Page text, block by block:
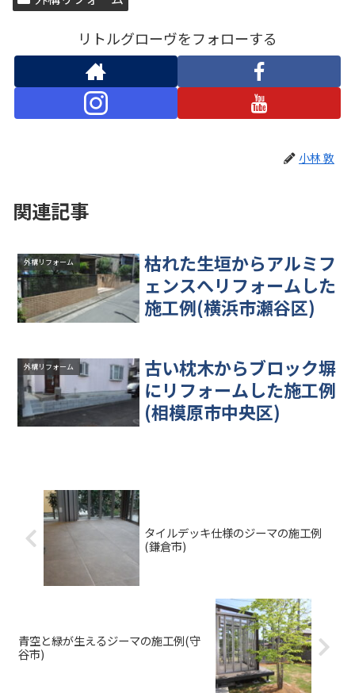
リトルグローヴをフォローする
小林 敦
関連記事
外構リフォーム
枯れた生垣からアルミフ
ェンスへリフォームした
施工例(横浜市瀬谷区)
外構リフォーム
古い枕木からブロック塀
にリフォームした施工例
(相模原市中央区)
タイルデッキ仕様のジーマの施工例
(鎌倉市)
青空と緑が生えるジーマの施工例(守
谷市)